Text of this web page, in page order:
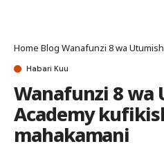
Home Blog Wanafunzi 8 wa Utumishi
Habari Kuu
Wanafunzi 8 wa
Academy
mahakamani